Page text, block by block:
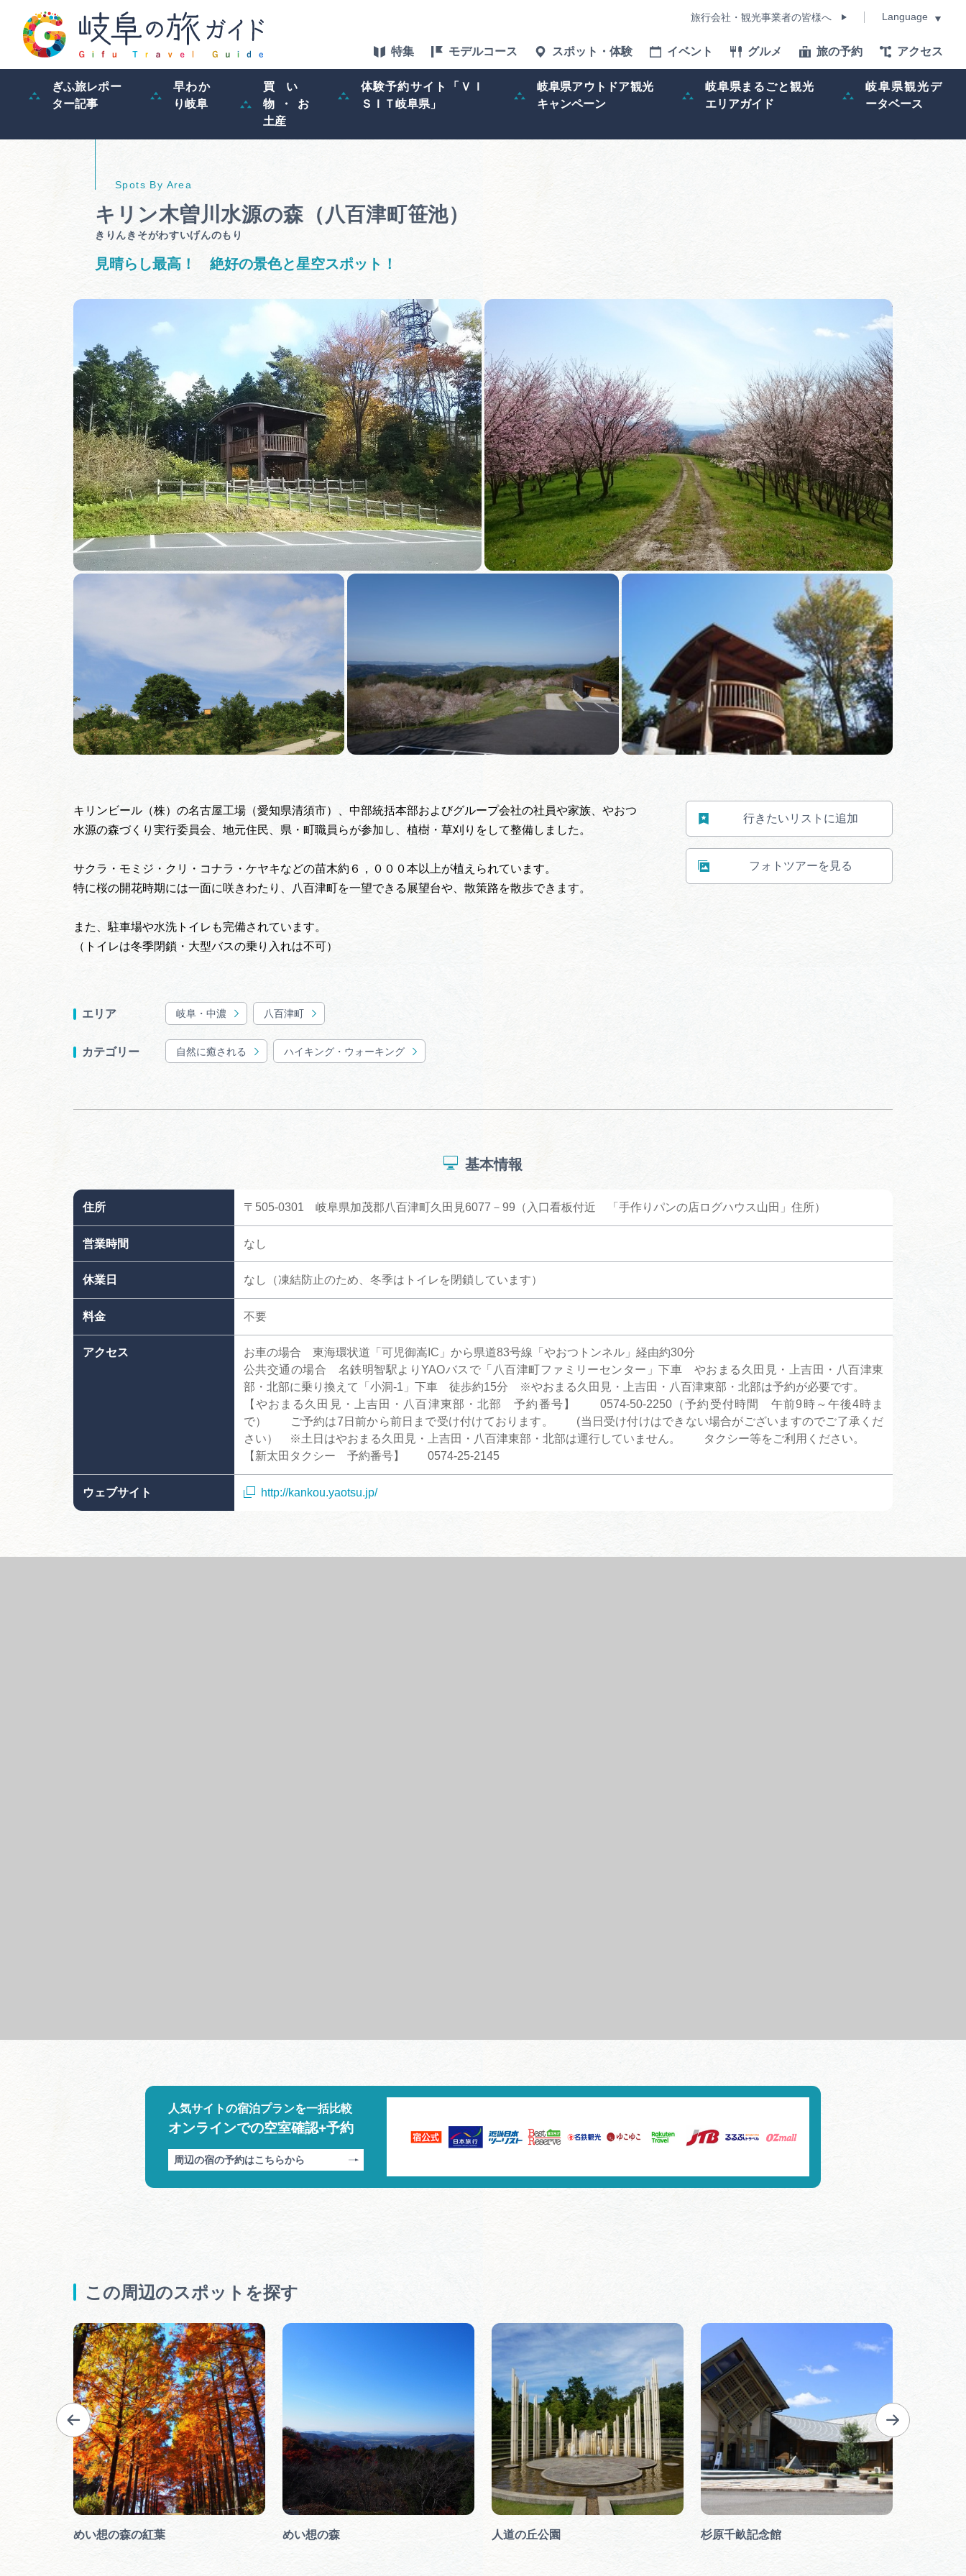
旅行会社・観光事業者の皆様へ Language
特集 モデルコース スポット・体験 イベント グルメ 旅の予約 アクセス
ぎふ旅レポー
ター記事
早わか
り岐阜
買い
物・お
土産
体験予約サイト「ＶＩ
ＳＩＴ岐阜県」
岐阜県アウトドア観光
キャンペーン
岐阜県まるごと観光
エリアガイド
岐阜県観光デ
ータベース
体験予約サイト「ＶＩＳＩＴ
岐阜県アウトドア観光キャン
ペーン
岐阜県まるごと観光エリアガ
イド
岐阜県観光データベース
旅行会社・観光事業者の皆様へ フォトライブラリー
動画ライブラリー お問い合わせ
広告掲載 サイトポリシー
キリン木曽川水源の森（八百津町笹池）
きりんきそがわすいげんのもり
見晴らし最高！ 絶好の景色と星空スポット！
キリンビール（株）の名古屋工場（愛知県清須市）、中部統括本部およびグループ会社の社員や家族、やおつ
水源の森づくり実行委員会、地元住民、県・町職員らが参加し、植樹・草刈りをして整備しました。
サクラ・モミジ・クリ・コナラ・ケヤキなどの苗木約６，０００本以上が植えられています。
特に桜の開花時期には一面に咲きわたり、八百津町を一望できる展望台や、散策路を散歩できます。
また、駐車場や水洗トイレも完備されています。
（トイレは冬季閉鎖・大型バスの乗り入れは不可）
エリア 岐阜・中濃 八百津町
カテゴリー 自然に癒される ハイキング・ウォーキング
行きたいリストに追加
フォトツアーを見る
基本情報
住所 〒505-0301 岐阜県加茂郡八百津町久田見6077－99（入口看板付近 「手作りパンの店ログハウス山田」住所）
営業時間 なし
休業日 なし（凍結防止のため、冬季はトイレを閉鎖しています）
料金 不要
アクセス
お車の場合 東海環状道「可児御嵩IC」から県道83号線「やおつトンネル」経由約30分
公共交通の場合 名鉄明智駅よりYAOバスで「八百津町ファミリーセンター」下車 やおまる久田見・上吉田・八百津東
部・北部に乗り換えて「小洞-1」下車 徒歩約15分 ※やおまる久田見・上吉田・八百津東部・北部は予約が必要です。
【やおまる久田見・上吉田・八百津東部・北部 予約番号】 0574-50-2250（予約受付時間 午前9時～午後4時ま
で） ご予約は7日前から前日まで受け付けております。 (当日受け付けはできない場合がございますのでご了承くだ
さい） ※土日はやおまる久田見・上吉田・八百津東部・北部は運行していません。 タクシー等をご利用ください。
【新太田タクシー 予約番号】 0574-25-2145
ウェブサイト http://kankou.yaotsu.jp/
人気サイトの宿泊プランを一括比較
オンラインでの空室確認+予約
周辺の宿の予約はこちらから
この周辺のスポットを探す
めい想の森の紅葉 めい想の森 人道の丘公園 杉原千畝記念館